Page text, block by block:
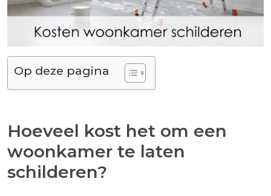
Op deze pagina
Hoeveel kost het om een
woonkamer te laten
schilderen?